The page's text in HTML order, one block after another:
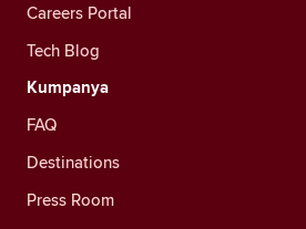
Careers Portal
Tech Blog
Kumpanya
FAQ
Destinations
Press Room